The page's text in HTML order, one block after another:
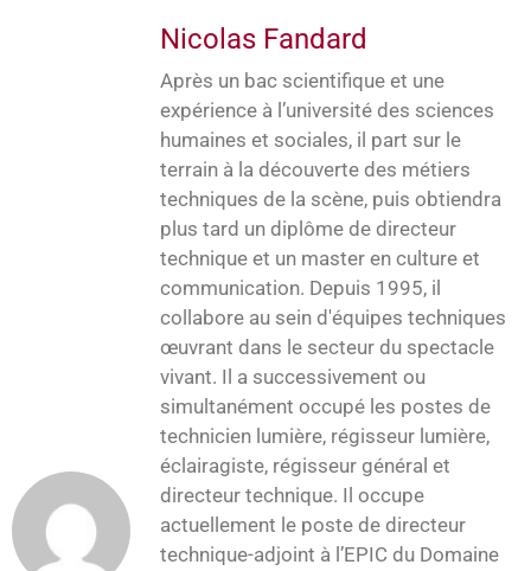
Nicolas Fandard
Après un bac scientifique et une
expérience à l’université des sciences
humaines et sociales, il part sur le
terrain à la découverte des métiers
techniques de la scène, puis obtiendra
plus tard un diplôme de directeur
technique et un master en culture et
communication. Depuis 1995, il
collabore au sein d'équipes techniques
œuvrant dans le secteur du spectacle
vivant. Il a successivement ou
simultanément occupé les postes de
technicien lumière, régisseur lumière,
éclairagiste, régisseur général et
directeur technique. Il occupe
actuellement le poste de directeur
technique-adjoint à l’EPIC du Domaine